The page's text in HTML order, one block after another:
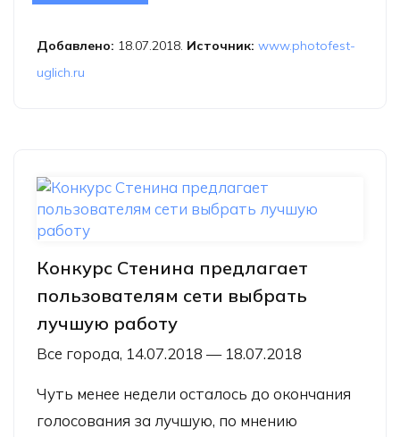
Возможность будущего»
Добавлено: 18.07.2018. Источник: www.photofest-
uglich.ru
Конкурс Стенина предлагает
пользователям сети выбрать
лучшую работу
Все города, 14.07.2018 — 18.07.2018
Чуть менее недели осталось до окончания
голосования за лучшую, по мнению